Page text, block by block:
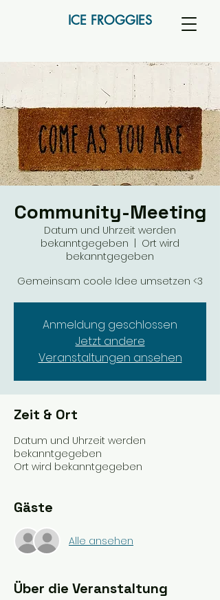
ICE FROGGIES
Community-Meeting
Datum und Uhrzeit werden
bekanntgegeben
Ort wird
bekanntgegeben
Gemeinsam coole Idee umsetzen <3
Anmeldung geschlossen
Jetzt andere
Veranstaltungen ansehen
Zeit & Ort
Datum und Uhrzeit werden
bekanntgegeben
Ort wird bekanntgegeben
Gäste
Alle ansehen
Über die Veranstaltung